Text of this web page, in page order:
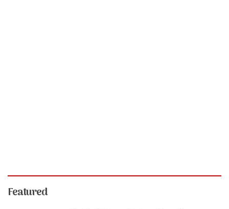
Featured